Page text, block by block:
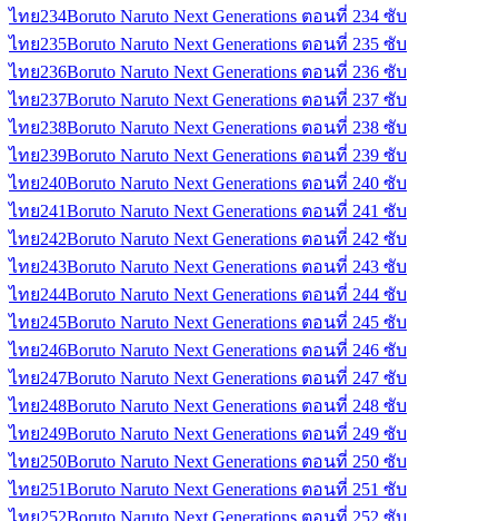
ไทย234Boruto Naruto Next Generations ตอนที่ 234 ซับ
ไทย235Boruto Naruto Next Generations ตอนที่ 235 ซับ
ไทย236Boruto Naruto Next Generations ตอนที่ 236 ซับ
ไทย237Boruto Naruto Next Generations ตอนที่ 237 ซับ
ไทย238Boruto Naruto Next Generations ตอนที่ 238 ซับ
ไทย239Boruto Naruto Next Generations ตอนที่ 239 ซับ
ไทย240Boruto Naruto Next Generations ตอนที่ 240 ซับ
ไทย241Boruto Naruto Next Generations ตอนที่ 241 ซับ
ไทย242Boruto Naruto Next Generations ตอนที่ 242 ซับ
ไทย243Boruto Naruto Next Generations ตอนที่ 243 ซับ
ไทย244Boruto Naruto Next Generations ตอนที่ 244 ซับ
ไทย245Boruto Naruto Next Generations ตอนที่ 245 ซับ
ไทย246Boruto Naruto Next Generations ตอนที่ 246 ซับ
ไทย247Boruto Naruto Next Generations ตอนที่ 247 ซับ
ไทย248Boruto Naruto Next Generations ตอนที่ 248 ซับ
ไทย249Boruto Naruto Next Generations ตอนที่ 249 ซับ
ไทย250Boruto Naruto Next Generations ตอนที่ 250 ซับ
ไทย251Boruto Naruto Next Generations ตอนที่ 251 ซับ